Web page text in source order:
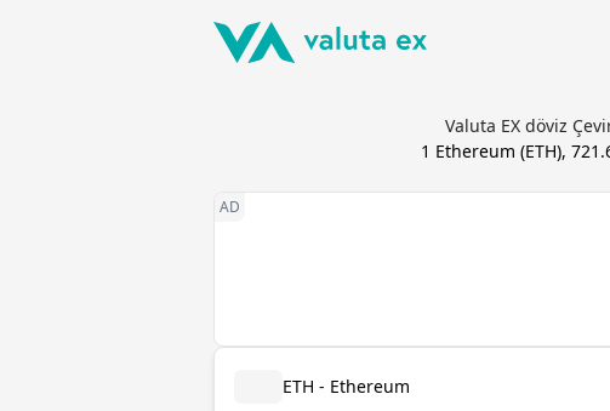
Valuta EX döviz
1 Ethereum (ETH),
ETH - Ethereum